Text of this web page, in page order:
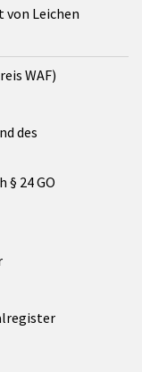
von Leichen
WAF)
des
§ 24 GO